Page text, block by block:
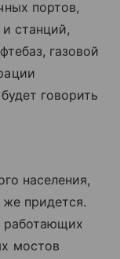
портов,
станций,
газовой
говорить
населения,
придется.
работающих
мостов